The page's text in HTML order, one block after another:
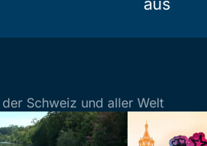
aus
Schweiz und aller Welt